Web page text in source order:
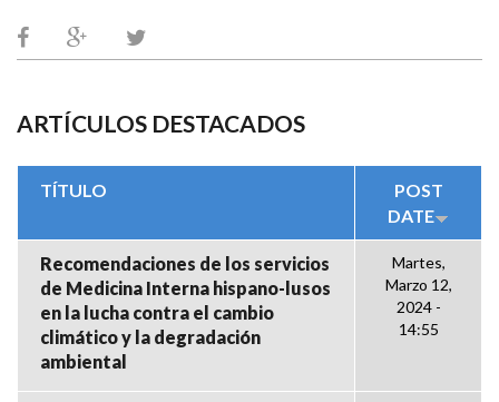
ARTÍCULOS DESTACADOS
TÍTULO
POST
DATE
Recomendaciones de los servicios
de Medicina Interna hispano-lusos
en la lucha contra el cambio
climático y la degradación
ambiental
Martes,
Marzo 12,
2024 -
14:55